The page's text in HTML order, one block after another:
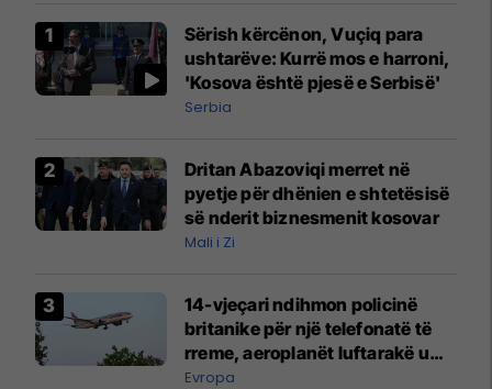
Sërish kërcënon, Vuçiq para
ushtarëve: Kurrë mos e harroni,
'Kosova është pjesë e Serbisë'
Serbia
Dritan Abazoviqi merret në
pyetje për dhënien e shtetësisë
së nderit biznesmenit kosovar
Mali i Zi
14-vjeçari ndihmon policinë
britanike për një telefonatë të
rreme, aeroplanët luftarakë u
ngritën në ajër për të
Evropa